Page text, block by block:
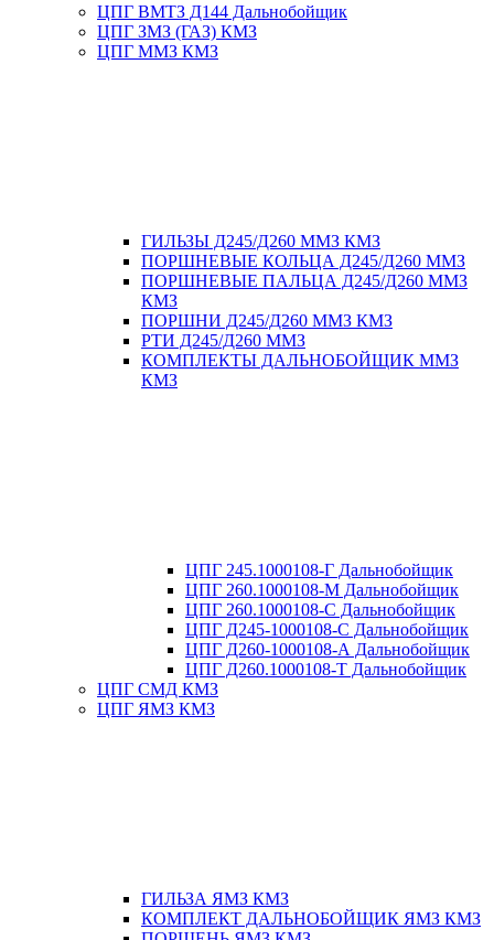
ЦПГ ВМТЗ Д144 Дальнобойщик
ЦПГ ЗМЗ (ГАЗ) КМЗ
ЦПГ ММЗ КМЗ
ГИЛЬЗЫ Д245/Д260 ММЗ КМЗ
ПОРШНЕВЫЕ КОЛЬЦА Д245/Д260 ММЗ
ПОРШНЕВЫЕ ПАЛЬЦА Д245/Д260 ММЗ
КМЗ
ПОРШНИ Д245/Д260 ММЗ КМЗ
РТИ Д245/Д260 ММЗ
КОМПЛЕКТЫ ДАЛЬНОБОЙЩИК ММЗ
КМЗ
ЦПГ 245.1000108-Г Дальнобойщик
ЦПГ 260.1000108-М Дальнобойщик
ЦПГ 260.1000108-С Дальнобойщик
ЦПГ Д245-1000108-С Дальнобойщик
ЦПГ Д260-1000108-А Дальнобойщик
ЦПГ Д260.1000108-Т Дальнобойщик
ЦПГ СМД КМЗ
ЦПГ ЯМЗ КМЗ
ГИЛЬЗА ЯМЗ КМЗ
КОМПЛЕКТ ДАЛЬНОБОЙЩИК ЯМЗ КМЗ